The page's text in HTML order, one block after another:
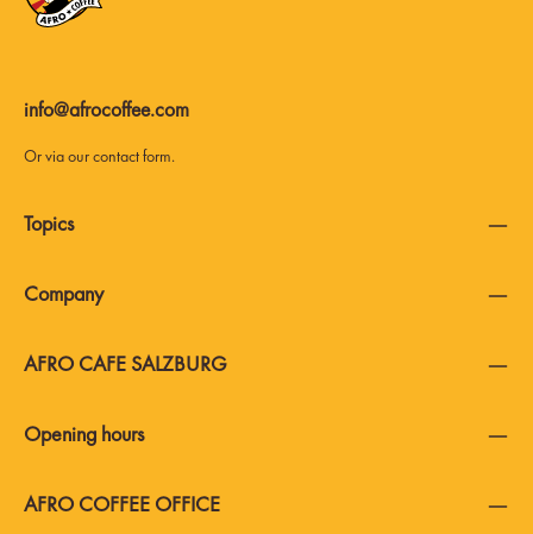
info@afrocoffee.com
Or via ourcontact form.
AFRO COFFEE OFFICE
AFRO CAFE SALZBURG
Topics
Company
Opening hours